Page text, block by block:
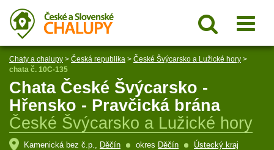
Chaty a chalupy > Česká republika > České Švýcarsko a Lužické hory >
chata č. 10C-135
Chata České Švýcarsko -
Hřensko - Pravčická brána
České Švýcarsko a Lužické hory
Kamenická bez č.p., Děčín okres Děčín
Ústecký kraj